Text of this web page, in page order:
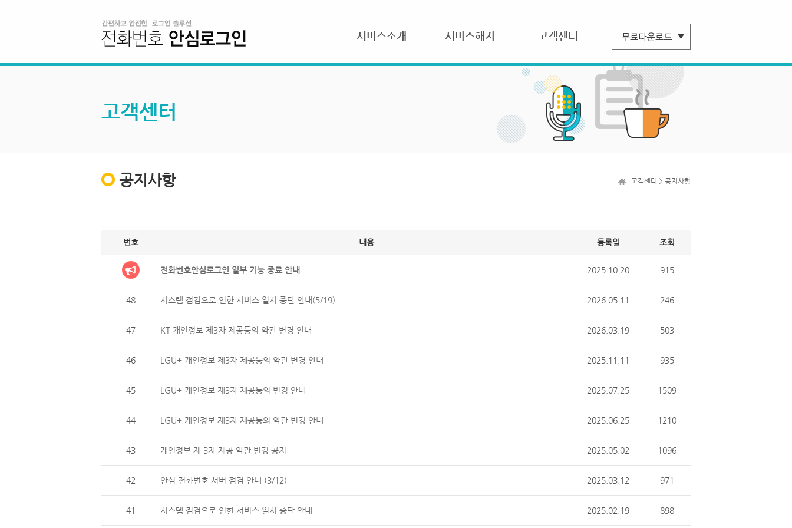
서비스소개 서비스해지 고객센터
고객센터
공지사항 고객센터 > 공지사항
번호 내용 등록일 조회
전화번호안심로그인 일부 기능 종료 안내 2025.10.20 915
48 시스템 점검으로 인한 서비스 일시 중단 안내(5/19) 2026.05.11 246
47 KT 개인정보 제3자 제공동의 약관 변경 안내 2026.03.19 503
46 LGU+ 개인정보 제3자 제공동의 약관 변경 안내 2025.11.11 935
45 LGU+ 개인정보 제3자 제공동의 변경 안내 2025.07.25 1509
44 LGU+ 개인정보 제3자 제공동의 약관 변경 안내 2025.06.25 1210
43 개인정보 제 3자 제공 약관 변경 공지 2025.05.02 1096
42 안심 전화번호 서버 점검 안내 (3/12) 2025.03.12 971
41 시스템 점검으로 인한 서비스 일시 중단 안내 2025.02.19 898